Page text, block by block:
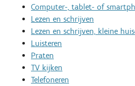
Computer-, tablet- of
Lezen en schrijven
Lezen en schrijven, kleine
Luisteren
Praten
TV kijken
Telefoneren